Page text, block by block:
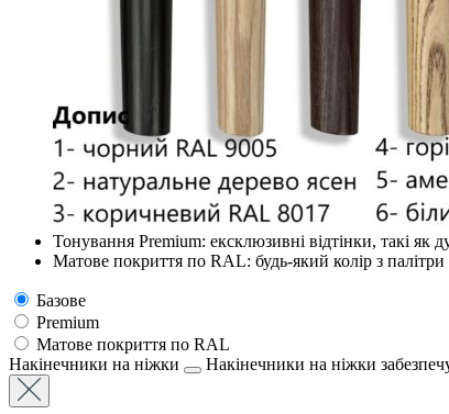
Тонування Premium: ексклюзивні відтінки, такі як
Матове покриття по RAL: будь-який колір з
Базове
Premium
Матове покриття по RAL
Накінечники на ніжки
Накінечники на ніжки